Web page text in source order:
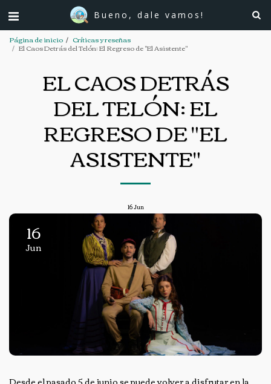
Bueno, dale vamos!
Página de inicio Críticas y reseñas
El Caos Detrás del Telón: El Regreso de "El Asistente"
EL CAOS DETRÁS
DEL TELÓN: EL
REGRESO DE "EL
ASISTENTE"
16Jun
16
Jun